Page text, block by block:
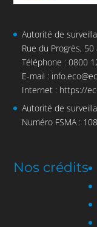
Autorité de
Rue du Progrès,
Téléphone : 0800
E-mail :
Internet : https://
Autorité de
Numéro FSMA :
Nos crédits